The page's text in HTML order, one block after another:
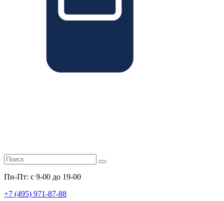
Пн-Пт: с 9-00 до 19-00
+7 (495) 971-87-88